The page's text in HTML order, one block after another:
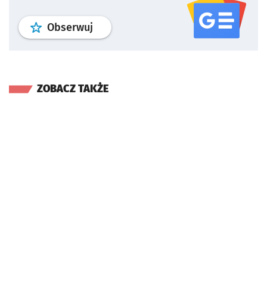
Obserwuj profil serwisu
ZOBACZ TAKŻE